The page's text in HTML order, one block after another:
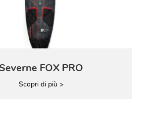
Severne FOX PRO
Scopri di più >